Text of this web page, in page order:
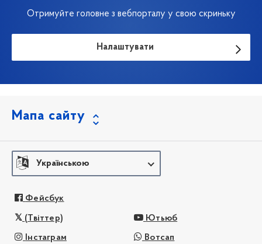
Отримуйте головне з вебпорталу у свою скриньку
Налаштувати
Мапа сайту
Українською
Фейсбук
(Твіттер) Ютьюб
Інстаграм Вотсап